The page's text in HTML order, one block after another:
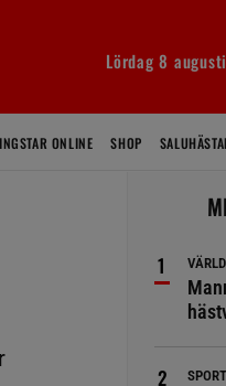
Lördag 8 augusti
ONLINE SHOP